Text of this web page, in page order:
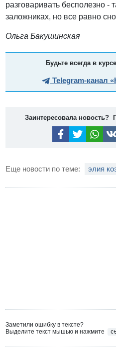
разговаривать бесполезно -
заложниках, но все равно
Ольга Бакушинская
Будьте всегда в
Telegram-канал
Заинтересовала новость?
Еще новости по теме: элия
Заметили ошибку в тексте?
Выделите текст мышью и нажмите